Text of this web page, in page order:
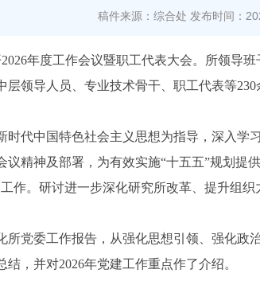
稿件来源：综合处 发布时间：
年度工作会议暨职工代表大会。所领导
层领导人员、专业技术骨干、职工代表等
代中国特色社会主义思想为指导，深入学
议精神及部署，为有效实施“十五五”规划提
作。研讨进一步深化研究所改革、提升组
党委工作报告，从强化思想引领、强化政
结，并对2026年党建工作重点作了介绍。